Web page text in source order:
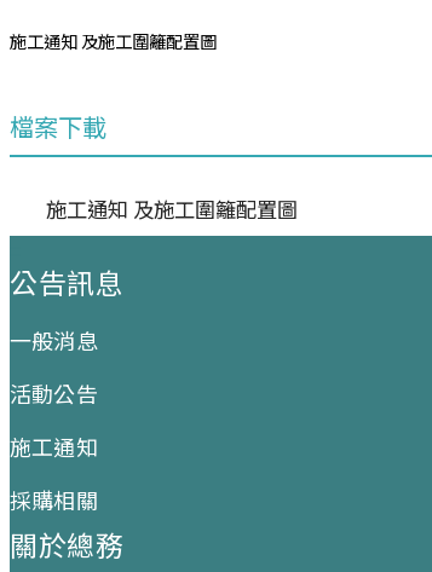
施工通知 及施工圍籬配置圖
檔案下載
施工通知 及施工圍籬配置圖
公告訊息
一般消息
活動公告
施工通知
採購相關
關於總務